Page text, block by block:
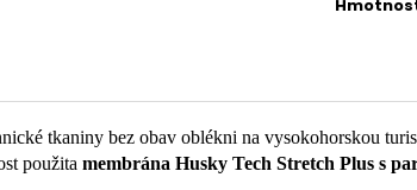
tkaniny bez obav oblékni na vysokohorskou
použita membrána Husky Tech Stretch Plus s